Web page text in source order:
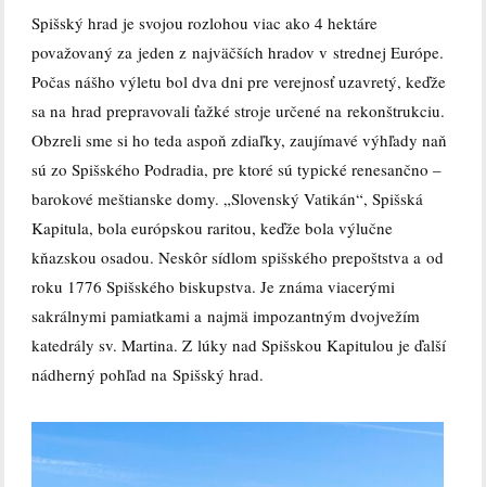
Spišský hrad je svojou rozlohou viac ako 4 hektáre
považovaný za jeden z najväčších hradov v strednej Európe.
Počas nášho výletu bol dva dni pre verejnosť uzavretý, keďže
sa na hrad prepravovali ťažké stroje určené na rekonštrukciu.
Obzreli sme si ho teda aspoň zdiaľky, zaujímavé výhľady naň
sú zo Spišského Podradia, pre ktoré sú typické renesančno –
barokové meštianske domy. „Slovenský Vatikán“, Spišská
Kapitula, bola európskou raritou, keďže bola výlučne
kňazskou osadou. Neskôr sídlom spišského prepoštstva a od
roku 1776 Spišského biskupstva. Je známa viacerými
sakrálnymi pamiatkami a najmä impozantným dvojvežím
katedrály sv. Martina. Z lúky nad Spišskou Kapitulou je ďalší
nádherný pohľad na Spišský hrad.